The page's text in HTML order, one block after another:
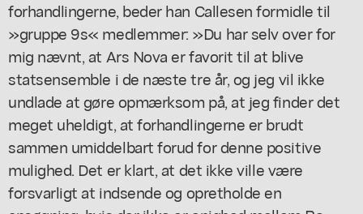
forhandlingerne, beder han Callesen formidle til
»gruppe 9s« medlemmer: »Du har selv over for
mig nævnt, at Ars Nova er favorit til at blive
statsensemble i de næste tre år, og jeg vil ikke
undlade at gøre opmærksom på, at jeg finder det
meget uheldigt, at forhandlingerne er brudt
sammen umiddelbart forud for denne positive
mulighed. Det er klart, at det ikke ville være
forsvarligt at indsende og opretholde en